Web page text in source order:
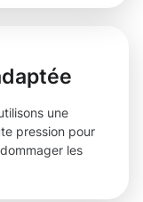
une
pression pour
les